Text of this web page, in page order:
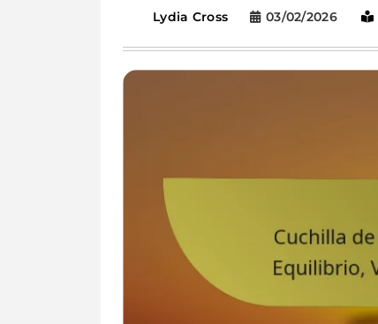
Lydia Cross 03/02/2026